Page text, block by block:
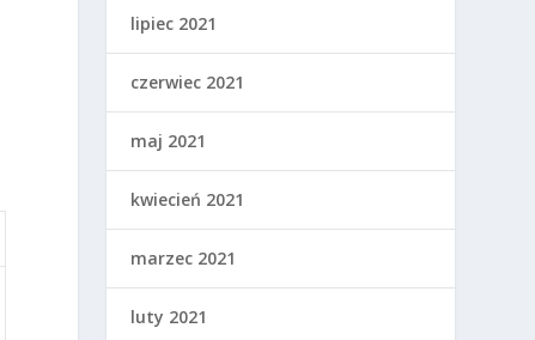
lipiec 2021
czerwiec 2021
maj 2021
kwiecień 2021
marzec 2021
luty 2021